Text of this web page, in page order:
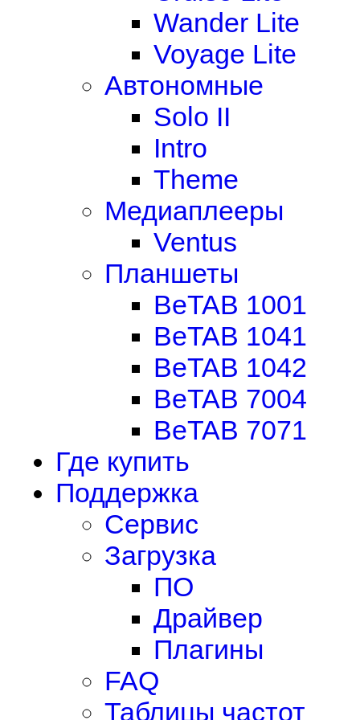
Wander Lite
Voyage Lite
Автономные
Solo II
Intro
Theme
Медиаплееры
Ventus
Планшеты
BeTAB 1001
BeTAB 1041
BeTAB 1042
BeTAB 7004
BeTAB 7071
Где купить
Поддержка
Сервис
Загрузка
ПО
Драйвер
Плагины
FAQ
Таблицы частот